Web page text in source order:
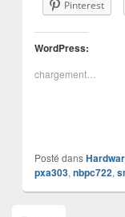
Pinterest
WordPress:
chargement…
Posté dans
pxa303, nbpc722,